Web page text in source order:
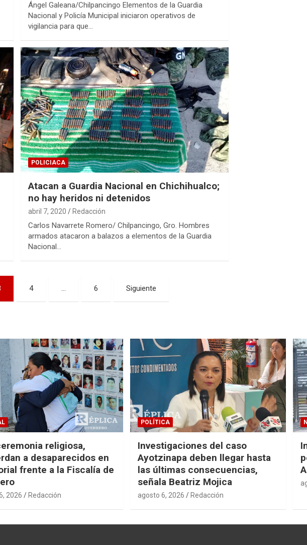
Ángel Galeana/Chilpancingo Elementos de la Guardia
Nacional y Policía Municipal iniciaron operativos de
vigilancia para que…
POLICIACA
Atacan a Guardia Nacional en Chichihualco;
no hay heridos ni detenidos
abril 7, 2020 Redacción
Carlos Navarrete Romero/ Chilpancingo, Gro. Hombres
armados atacaron a balazos a elementos de la Guardia
Nacional…
4 … 6 Siguiente
religiosa,
a desaparecidos en
frente a la Fiscalía de
2026 Redacción
POLÍTICA
Investigaciones del caso
Ayotzinapa deben llegar hasta
las últimas consecuencias,
señala Beatriz Mojica
agosto 6, 2026 Redacción